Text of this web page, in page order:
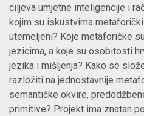
ciljeva umjetne inteligencije i
kojim su iskustvima
utemeljeni? Koje metaforičke
jezicima, a koje su osobitosti
jezika i mišljenja? Kako se
razložiti na jednostavnije
semantičke okvire,
primitive? Projekt ima znatan